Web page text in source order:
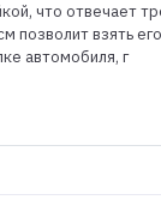
что отвечает
позволит взять
автомобиля, г